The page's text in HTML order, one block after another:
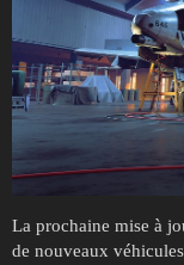
La prochaine mise à
de nouveaux